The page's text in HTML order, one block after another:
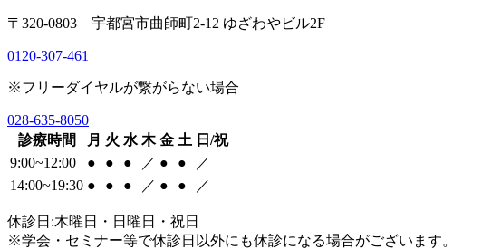
〒320-0803 宇都宮市曲師町2-12 ゆざわやビル2F
0120-307-461
※フリーダイヤルが繋がらない場合
028-635-8050
診療時間
月 火 水 木 金 土 日/祝
9:00~12:00
● ● ● ／ ● ●
／
14:00~19:30 ● ● ● ／ ● ● ／
休診日:木曜日・日曜日・祝日
※学会・セミナー等で休診日以外にも休診になる場合がございます。